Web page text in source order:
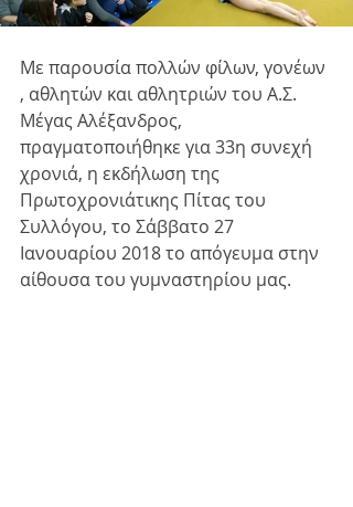
Με παρουσία πολλών φίλων, γονέων
, αθλητών και αθλητριών του Α.Σ.
Μέγας Αλέξανδρος,
πραγματοποιήθηκε για 33η συνεχή
χρονιά, η εκδήλωση της
Πρωτοχρονιάτικης Πίτας του
Συλλόγου, το Σάββατο 27
Ιανουαρίου 2018 το απόγευμα στην
αίθουσα του γυμναστηρίου μας.